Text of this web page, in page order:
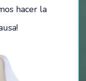
hacer la